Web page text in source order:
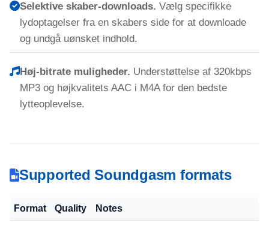
Selektive skaber-downloads. Vælg specifikke
lydoptagelser fra en skabers side for at downloade
og undgå uønsket indhold.
Høj-bitrate muligheder. Understøttelse af 320kbps
MP3 og højkvalitets AAC i M4A for den bedste
lytteoplevelse.
Supported Soundgasm formats
Format Quality Notes